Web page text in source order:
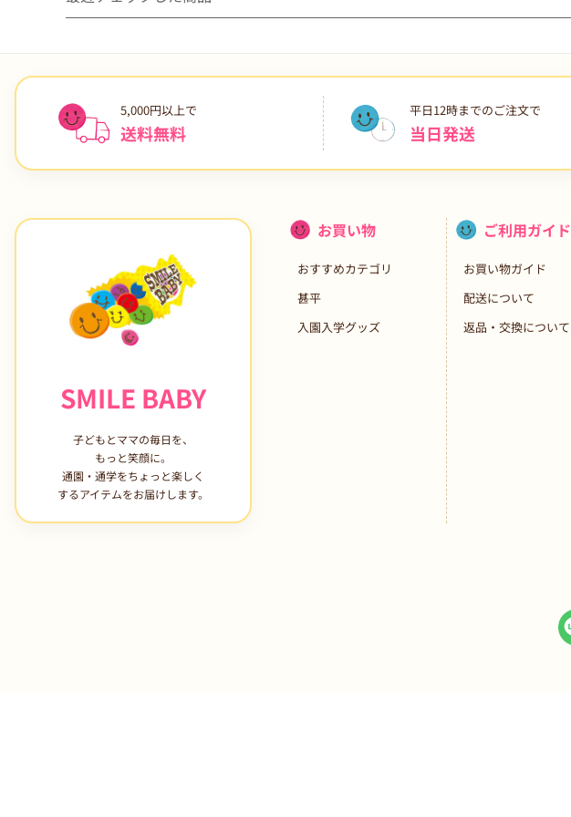
5,000円以上で
送料無料
平日12時までのご注文で
当日発送
SMILE BABY
子どもとママの毎日を、
もっと笑顔に。
通園・通学をちょっと楽しく
するアイテムをお届けします。
お買い物
おすすめカテゴリ
甚平
入園入学グッズ
ご利用ガイド
お買い物ガイド
配送について
返品・交換について